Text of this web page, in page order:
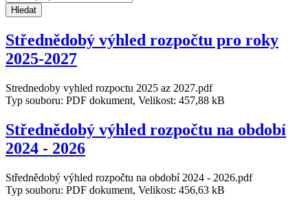
Hledat
Střednědobý výhled rozpočtu pro roky
2025-2027
Strednedoby vyhled rozpoctu 2025 az 2027.pdf
Typ souboru: PDF dokument, Velikost: 457,88 kB
Střednědobý výhled rozpočtu na období
2024 - 2026
Střednědobý výhled rozpočtu na období 2024 - 2026.pdf
Typ souboru: PDF dokument, Velikost: 456,63 kB